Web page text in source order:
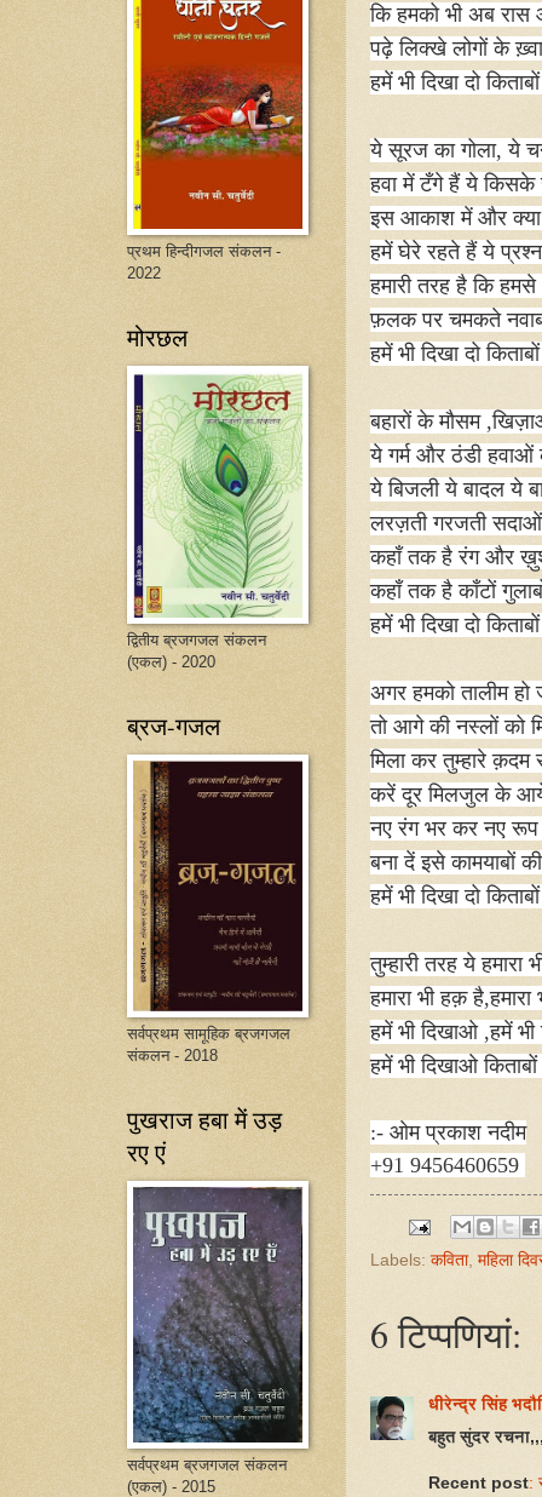
कि हमको भी अब
पढ़े लिक्खे लोगों के
हमें भी दिखा दो
ये सूरज का गोला,ये
हवा में टँगे हैं ये किसके
इस आकाश में और क्या
हमें घेरे रहते हैं ये
हमारी तरह है कि
फ़लक पर चमकते
हमें भी दिखा दो
बहारों के मौसम ,
ये गर्म और ठंडी
ये बिजली ये बादल ये
लरज़ती गरजती
कहाँ तक है रंग और
कहाँ तक है काँटों
हमें भी दिखा दो
अगर हमको तालीम हो
तो आगे की नस्लों को
मिला कर तुम्हारे
करें दूर मिलजुल के
नए रंग भर कर नए
बना दें इसे कामयाबों
हमें भी दिखा दो
तुम्हारी तरह ये हमारा
हमारा भी हक़ है,
हमें भी दिखाओ ,हमें
हमें भी दिखाओ किताबों
:- ओम प्रकाश नदीम
+91 9456460659
Labels:कविता, महिला
6 टिप्‍पणियां:
धीरेन्द्र सिंह
बहुत सुंदर
Recent post:
प्रथम हिन्दीगजल संकलन -
2022
मोरछल
द्वितीय ब्रजगजल संकलन
(एकल) - 2020
ब्रज-गजल
सर्वप्रथम सामूहिक ब्रजगजल
संकलन - 2018
पुखराज हबा में उड़
रए एं
सर्वप्रथम ब्रजगजल संकलन
(एकल) - 2015